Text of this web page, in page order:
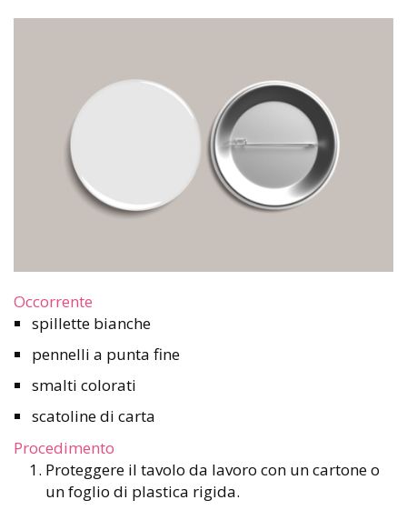
Occorrente
spillette bianche
pennelli a punta fine
smalti colorati
scatoline di carta
Procedimento
Proteggere il tavolo da lavoro con un cartone o
un foglio di plastica rigida.